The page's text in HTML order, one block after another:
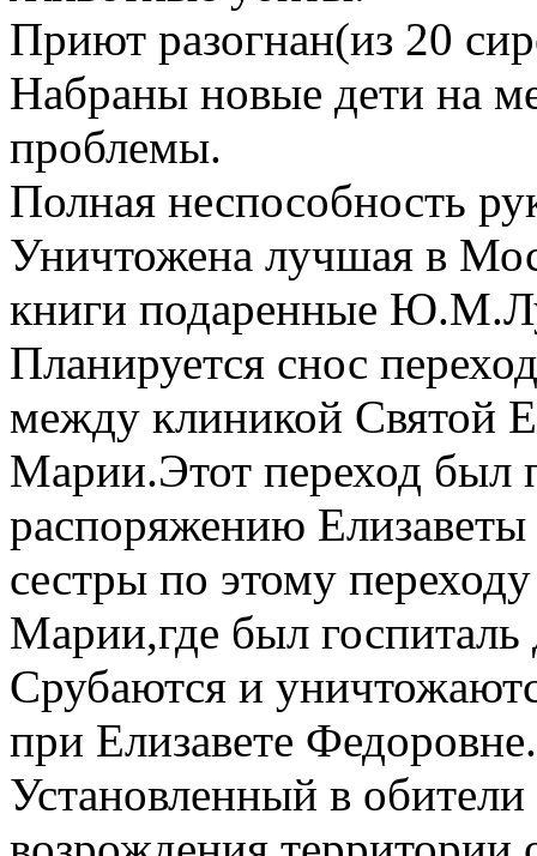
Приют разогнан(из 20
Набраны новые дети на
проблемы.
Полная неспособность
Уничтожена лучшая в
книги подаренные
Планируется снос
между клиникой Святой
Марии.Этот переход был
распоряжению
сестры по этому
Марии,где был госпиталь
Срубаются и
при Елизавете Федоровне.
Установленный в